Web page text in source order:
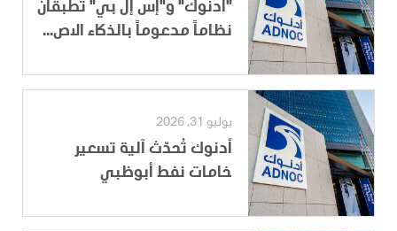
"أدنوك" و"إس إل بي" تطبقان
نظاماً مدعوماً بالذكاء الاص...
يوليو 31, 2026
أدنوك تُحدّث آلية تسعير
خامات نفط أبوظبي